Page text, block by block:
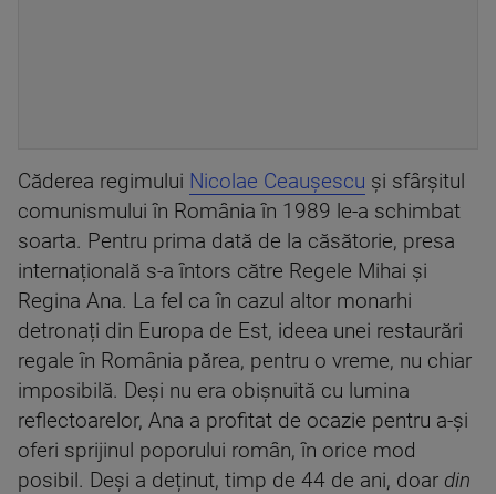
Căderea regimului Nicolae Ceaușescu și sfârșitul
comunismului în România în 1989 le-a schimbat
soarta. Pentru prima dată de la căsătorie, presa
internațională s-a întors către Regele Mihai și
Regina Ana. La fel ca în cazul altor monarhi
detronați din Europa de Est, ideea unei restaurări
regale în România părea, pentru o vreme, nu chiar
imposibilă. Deși nu era obișnuită cu lumina
reflectoarelor, Ana a profitat de ocazie pentru a-și
oferi sprijinul poporului român, în orice mod
posibil. Deși a deținut, timp de 44 de ani, doar din